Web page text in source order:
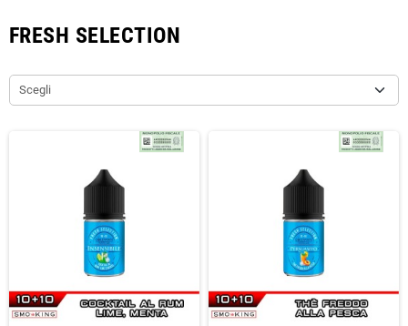
FRESH SELECTION
Scegli